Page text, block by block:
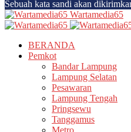
Sebuah kata sandi akan
Wartamedia65
BERANDA
Pemkot
Bandar Lampung
Lampung Selatan
Pesawaran
Lampung Tengah
Pringsewu
Tanggamus
Metro